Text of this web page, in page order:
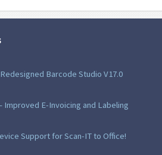
Barcode Studio V17.0
Improved E-Invoicing and Labeling
Support for Scan-IT to Office!